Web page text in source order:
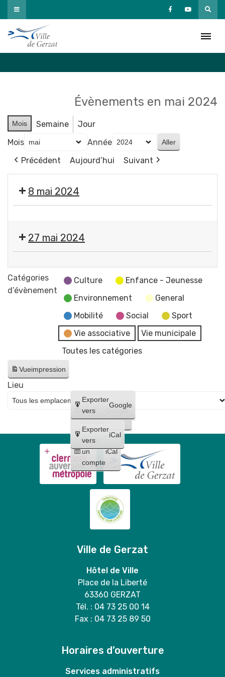
Passer
au
contenu
Évènements en mai 2024
Mois Semaine
Jour
Mois
Année
Précédent
Aujourd’hui Suivant
8 mai 2024
commémorative
de
la
Victoire
du
27 mai 2024
Réunion
du
juin
Catégories
d’évènement
Culture
Enfance - Jeunesse
Environnement
General
Mobilité
Social
Sport
Vie associative
Vie municipale
Toutes les catégories
Vueimpression
Créer
un
compte
Google
Créer
un
compte
iCal
Exporter
vers
Google
Exporter
vers
iCal
Lieu
Ville de Gerzat
Hôtel de Ville
Place de la Liberté
63360 GERZAT
Tél. : 04 73 25 00 14
Fax : 04 73 25 89 50
Horaires d’ouverture
Services administratifs